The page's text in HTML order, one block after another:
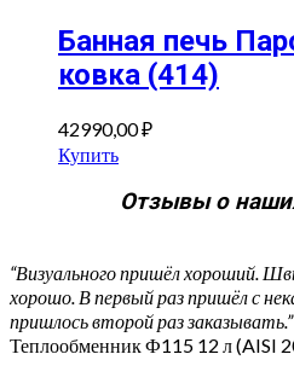
Банная печь
ковка (414)
42990,00₽
Купить
Отзывы о
“Визуального пришёл хороший.
хорошо. В первый раз пришёл с
пришлось второй раз заказывать.”
Теплообменник Ф115 12 л (AISI